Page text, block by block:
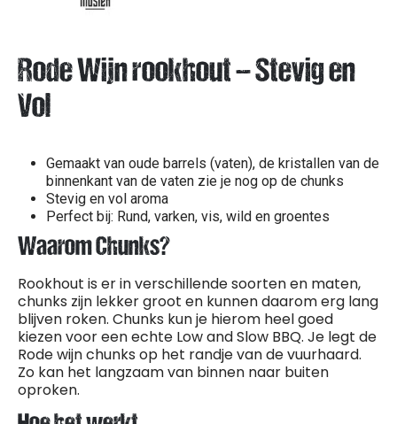
Rode Wijn rookhout – Stevig en
Vol
Gemaakt van oude barrels (vaten), de kristallen van de
binnenkant van de vaten zie je nog op de chunks
Stevig en vol aroma
Perfect bij: Rund, varken, vis, wild en groentes
Waarom Chunks?
Rookhout is er in verschillende soorten en maten,
chunks zijn lekker groot en kunnen daarom erg lang
blijven roken. Chunks kun je hierom heel goed
kiezen voor een echte Low and Slow BBQ. Je legt de
Rode wijn chunks op het randje van de vuurhaard.
Zo kan het langzaam van binnen naar buiten
oproken.